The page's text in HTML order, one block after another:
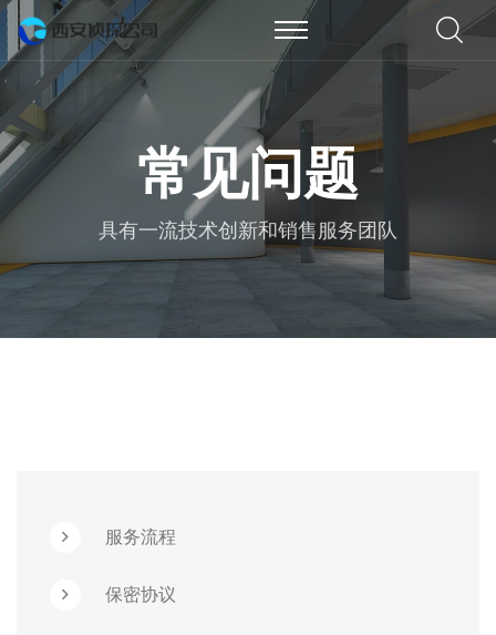
常见问题
具有一流技术创新和销售服务团队
服务流程
保密协议